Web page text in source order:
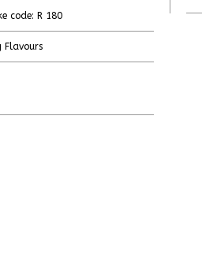
code: R 180
Flavours